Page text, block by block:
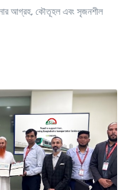
আগ্রহ, কৌতূহল এবং সৃজনশীল